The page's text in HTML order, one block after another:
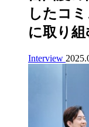
したコ
に取り組
Interview